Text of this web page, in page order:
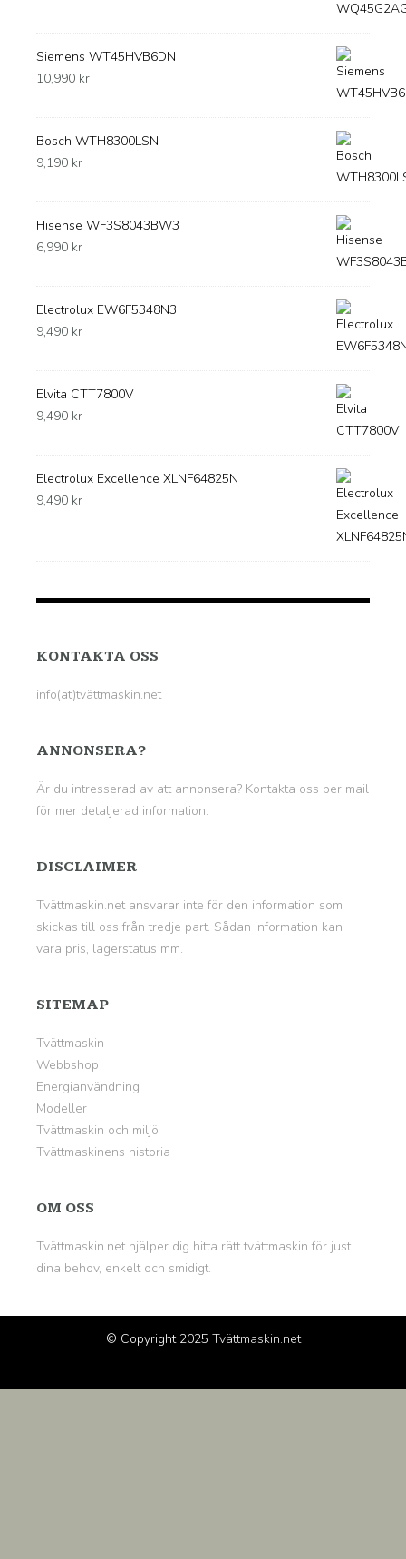
Siemens WT45HVB6DN
10,990 kr
Bosch WTH8300LSN
9,190 kr
Hisense WF3S8043BW3
6,990 kr
Electrolux EW6F5348N3
9,490 kr
Elvita CTT7800V
9,490 kr
Electrolux Excellence XLNF64825N
9,490 kr
KONTAKTA OSS
info(at)tvättmaskin.net
ANNONSERA?
Är du intresserad av att annonsera? Kontakta oss per mail
för mer detaljerad information.
DISCLAIMER
Tvättmaskin.net ansvarar inte för den information som
skickas till oss från tredje part. Sådan information kan
vara pris, lagerstatus mm.
SITEMAP
Tvättmaskin
Webbshop
Energianvändning
Modeller
Tvättmaskin och miljö
Tvättmaskinens historia
OM OSS
Tvättmaskin.net hjälper dig hitta rätt tvättmaskin för just
dina behov, enkelt och smidigt.
© Copyright 2025 Tvättmaskin.net